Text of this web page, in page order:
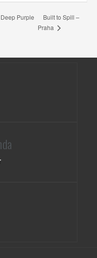
Purple
Built to Spill –
Praha